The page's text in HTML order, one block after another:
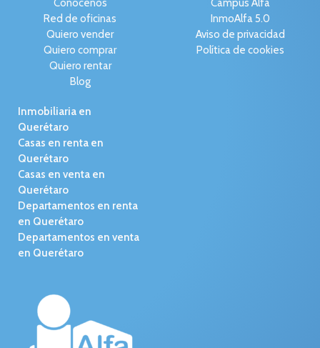
Conócenos
Red de oficinas
Quiero vender
Quiero comprar
Quiero rentar
Blog
Campus Alfa
InmoAlfa 5.0
Aviso de privacidad
Política de cookies
Inmobiliaria en
Querétaro
Casas en renta en
Querétaro
Casas en venta en
Querétaro
Departamentos en renta
en Querétaro
Departamentos en venta
en Querétaro